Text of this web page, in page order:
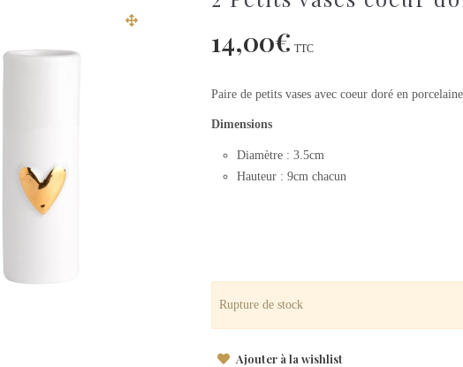
14,00€ TTC
Paire de petits vases avec coeur doré en porcelaine
Dimensions
Diamètre : 3.5cm
Hauteur : 9cm chacun
Rupture de stock
Ajouter à la wishlist